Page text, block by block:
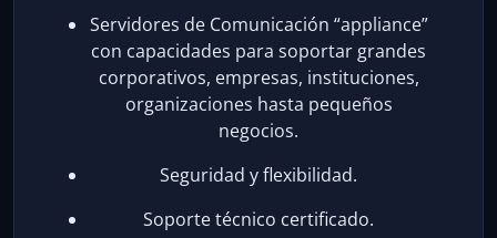
Servidores de Comunicación “appliance”
con capacidades para soportar grandes
corporativos, empresas, instituciones,
organizaciones hasta pequeños
negocios.
Seguridad y flexibilidad.
Soporte técnico certificado.